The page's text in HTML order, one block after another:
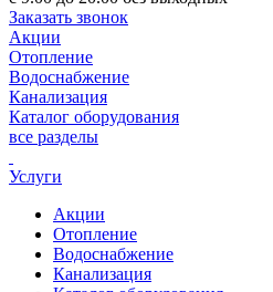
Заказать звонок
Акции
Отопление
Водоснабжение
Канализация
Каталог оборудования
все разделы
Услуги
Акции
Отопление
Водоснабжение
Канализация